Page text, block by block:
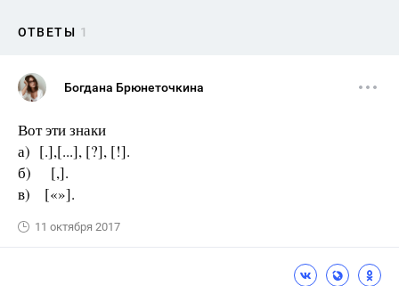
ОТВЕТЫ 1
Богдана Брюнеточкина
Вот эти знаки
а) [.],[...], [?], [!].
б) [,].
в) [«»].
11 октября 2017